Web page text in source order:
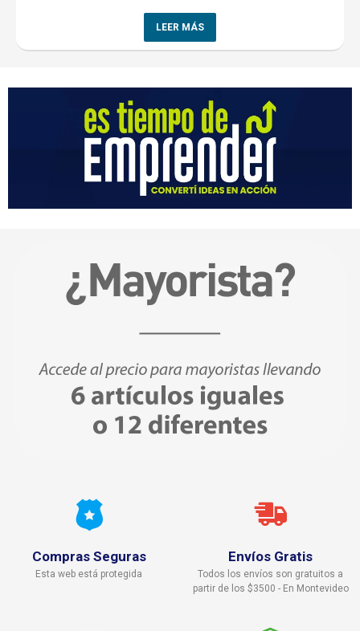
LEER MÁS
Compras Seguras
Esta web está protegida
Envíos Gratis
Todos los envíos son gratuitos a
partir de los $3500 - En Montevideo